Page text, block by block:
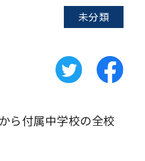
未分類
ら付属中学校の全校